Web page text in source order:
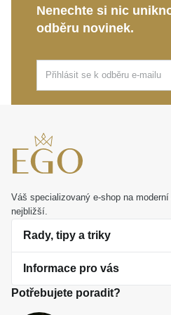
VěnujteMOISS prsten z
nezapomenutelný dar plný
Nenechte si nic
odběru novinek.
Váš specializovaný e-shop na
nejbližší.
Rady, tipy a triky
O perlách
Jak vybrat perlový šperk
Informace pro vás
Potřebujete poradit?